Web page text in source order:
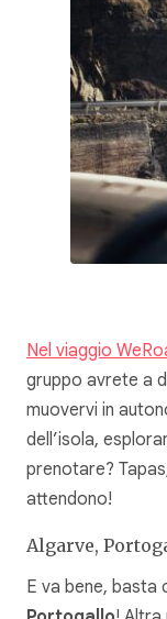
Nel viaggio
gruppo avrete a
muovervi in
dell’isola,
prenotare?
attendono!
Algarve,
E va bene, basta